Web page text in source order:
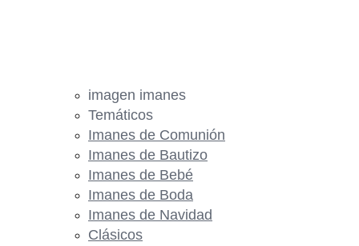
imagen imanes
Temáticos
Imanes de Comunión
Imanes de Bautizo
Imanes de Bebé
Imanes de Boda
Imanes de Navidad
Clásicos